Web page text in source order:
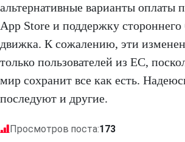
альтернативные варианты оплаты
App Store и поддержку стороннего
движка. К сожалению, эти
только пользователей из ЕС,
мир сохранит все как есть.
последуют и другие.
Просмотров поста:173